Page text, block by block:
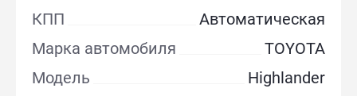
КПП
Автоматическая
Марка автомобиля
TOYOTA
Модель
Highlander